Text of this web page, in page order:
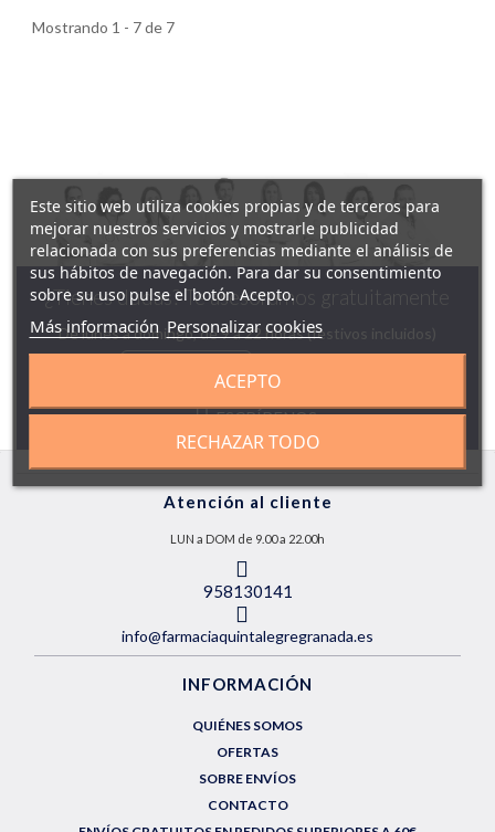
Mostrando 1 - 7 de 7
¿Tienes dudas? Te asesoramos gratuitamente
De lunes a domingo, de 9 a 22 horas (festivos incluidos)
958130141
ESCRÍBENOS
Atención al cliente
LUN a DOM de 9.00 a 22.00h
958130141
info@farmaciaquintalegregranada.es
INFORMACIÓN
QUIÉNES SOMOS
OFERTAS
SOBRE ENVÍOS
CONTACTO
Este sitio web utiliza cookies propias y de terceros para
mejorar nuestros servicios y mostrarle publicidad
relacionada con sus preferencias mediante el análisis de
sus hábitos de navegación. Para dar su consentimiento
sobre su uso pulse el botón Acepto.
Más información Personalizar cookies
RECHAZAR TODO
ACEPTO